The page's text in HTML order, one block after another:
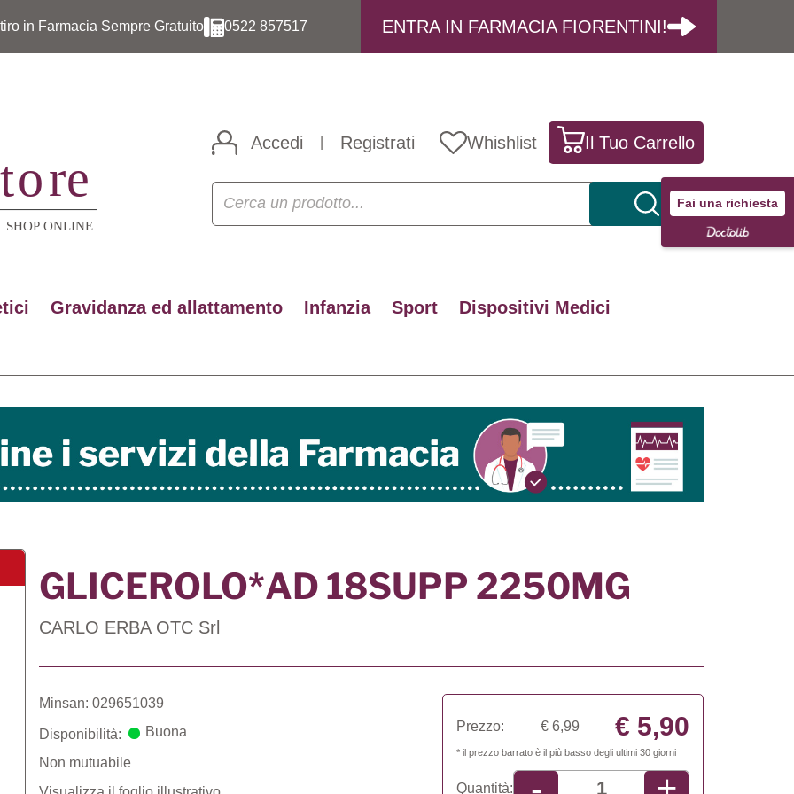
Fai una richiesta
in Farmacia Sempre Gratuito 0522 857517 ENTRA IN FARMACIA FIORENTINI!
Accedi Registrati Whishlist Il Tuo Carrello
Gravidanza ed allattamento Infanzia Sport Dispositivi Medici
GLICEROLO*AD 18SUPP 2250MG
CARLO ERBA OTC Srl
Minsan: 029651039
Disponibilità: Buona
Non mutuabile
Prezzo: € 6,99 € 5,90
* il prezzo barrato è il più basso degli ultimi 30 giorni
Quantità: